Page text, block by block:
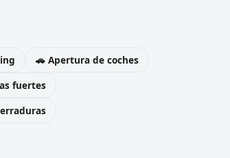
🚗 Apertura de coches
fuertes